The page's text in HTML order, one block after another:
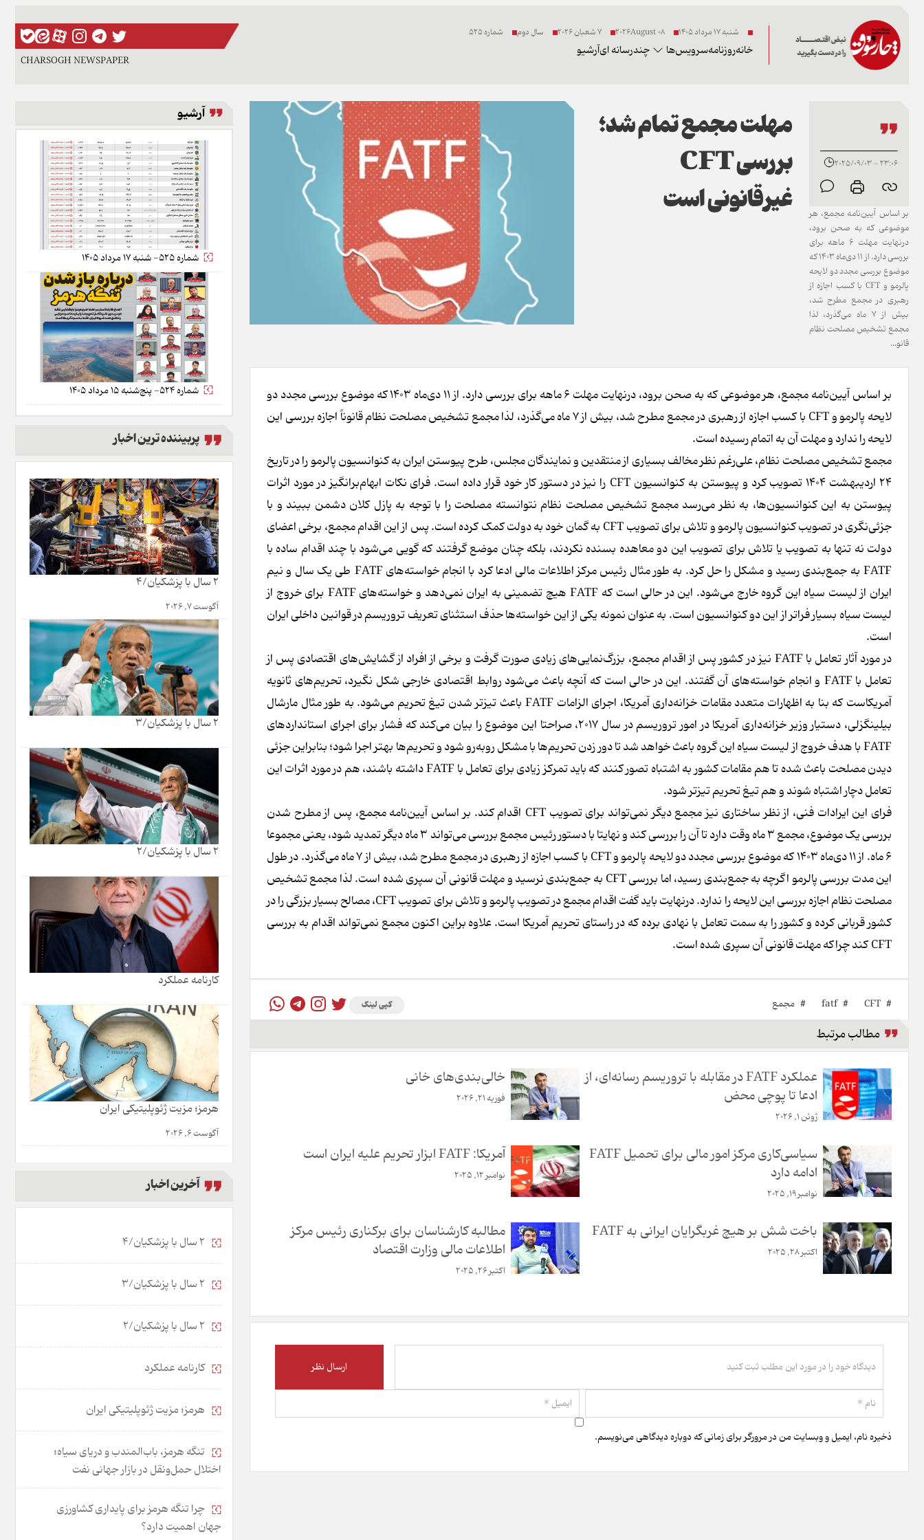
شنبه ۱۷ مرداد ۱۴۰۵ 08 2026August 7 شعبان 2026 سال دوم شماره 525
خانهروزنامهسرویس‌ها چندرسانه ایآرشیو
CHARSOGH NEWSPAPER
23:06 - 2025/09/03
بر اساس آیین‌نامه مجمع، هر
موضوعی که به صحن برود،
درنهایت مهلت ۶ ماهه برای
بررسی دارد. از ۱۱ دی‌ماه ۱۴۰۳ که
موضوع بررسی مجدد دو لایحه
پالرمو و CFT با کسب اجازه از
رهبری در مجمع مطرح شد،
بیش از ۷ ماه می‌گذرد، لذا
مجمع تشخیص مصلحت نظام
قانو...
مهلت مجمع تمام شد؛
غیرقانونی است
بر اساس آیین‌نامه مجمع، هر موضوعی که به صحن برود، درنهایت مهلت ۶ ماهه برای بررسی دارد. از ۱۱ دی‌ماه ۱۴۰۳ که موضوع بررسی مجدد دو
لایحه پالرمو و CFT با کسب اجازه از رهبری در مجمع مطرح شد، بیش از ۷ ماه می‌گذرد، لذا مجمع تشخیص مصلحت نظام قانوناً اجازه بررسی این
لایحه را ندارد و مهلت آن به اتمام رسیده است.
مجمع تشخیص مصلحت نظام، علی‌رغم نظر مخالف بسیاری از منتقدین و نمایندگان مجلس، طرح پیوستن ایران به کنوانسیون پالرمو را در تاریخ
۲۴ اردیبهشت ۱۴۰۴ تصویب کرد و پیوستن به کنوانسیون CFT را نیز در دستور کار خود قرار داده است. فرای نکات ابهام‌برانگیز در مورد اثرات
پیوستن به این کنوانسیون‌ها، به نظر می‌رسد مجمع تشخیص مصلحت نظام نتوانسته مصلحت را با توجه به پازل کلان دشمن ببیند و با
جزئی‌نگری در تصویب کنوانسیون پالرمو و تلاش برای تصویب CFT به گمان خود به دولت کمک کرده است. پس از این اقدام مجمع، برخی اعضای
دولت نه تنها به تصویب یا تلاش برای تصویب این دو معاهده بسنده نکردند، بلکه چنان موضع گرفتند که گویی می‌شود با چند اقدام ساده با
FATF به جمع‌بندی رسید و مشکل را حل کرد. به طور مثال رئیس مرکز اطلاعات مالی ادعا کرد با انجام خواسته‌های FATF طی یک سال و نیم
ایران از لیست سیاه این گروه خارج می‌شود. این در حالی است که FATF‌ هیچ تضمینی به ایران نمی‌دهد و خواسته‌های FATF برای خروج از
لیست سیاه بسیار فراتر از این دو کنوانسیون است. به عنوان نمونه یکی از این خواسته‌ها حذف استثنای تعریف تروریسم در قوانین داخلی ایران
است.
در مورد آثار تعامل با FATF‌ نیز در کشور پس از اقدام مجمع، بزرگ‌نمایی‌های زیادی صورت گرفت و برخی از افراد از گشایش‌های اقتصادی پس از
تعامل با FATF‌ و انجام خواسته‌های آن گفتند. این در حالی است که آنچه باعث می‌شود روابط اقتصادی خارجی شکل نگیرد، تحریم‌های ثانویه
آمریکاست که بنا به اظهارات متعدد مقامات خزانه‌داری آمریکا، اجرای الزامات FATF‌ باعث تیزتر شدن تیغ تحریم می‌شود. به طور مثال مارشال
بیلینگزلی، دستیار وزیر خزانه‌داری آمریکا در امور تروریسم در سال ۲۰۱۷، صراحتا این موضوع را بیان می‌کند که فشار برای اجرای استانداردهای
FATF با هدف خروج از لیست سیاه این گروه باعث خواهد شد تا دور زدن تحریم‌ها با مشکل روبه‌رو شود و تحریم‌ها بهتر اجرا شود؛ بنابراین جز‌ئی
دیدن مصلحت باعث شده تا هم مقامات کشور به اشتباه تصور کنند که باید تمرکز زیادی برای تعامل با FATF داشته باشند، هم در مورد اثرات این
تعامل دچار اشتباه شوند و هم تیغ تحریم تیزتر شود.
فرای این ایرادات فنی، از نظر ساختاری نیز مجمع دیگر نمی‌تواند برای تصویب CFT اقدام کند. بر اساس آیین‌نامه مجمع، پس از مطرح شدن
بررسی یک موضوع، مجمع ۳ ماه وقت دارد تا آن را بررسی کند و نهایتا با دستور رئیس مجمع بررسی می‌تواند ۳ ماه دیگر تمدید شود، یعنی مجموعا
۶ ماه. از ۱۱ دی‌ماه ۱۴۰۳ که موضوع بررسی مجدد دو لایحه پالرمو و CFT با کسب اجازه از رهبری در مجمع مطرح شد، بیش از ۷ ماه می‌گذرد. در طول
این مدت بررسی پالرمو اگرچه به جمع‌بندی رسید، اما بررسی CFT به جمع‌بندی نرسید و مهلت قانونی آن سپری شده است. لذا مجمع تشخیص
مصلحت نظام اجازه بررسی این لایحه را ندارد. درنهایت باید گفت اقدام مجمع در تصویب پالرمو و تلاش برای تصویب CFT، مصالح بسیار بزرگی را در
کشور قربانی کرده و کشور را به سمت تعامل با نهادی برده که در راستای تحریم آمریکا است. علاوه براین اکنون مجمع نمی‌تواند اقدام به بررسی
CFT کند چراکه مهلت قانونی آن سپری شده است.
#
CFT
#
fatf
# مجمع کپی لینک
مطالب مرتبط
عملکرد FATF در مقابله با تروریسم رسانه‌ای، از
ادعا تا پوچی محض
ژوئن 1, 2026
خالی‌بندی‌های خانی
فوریه 21, 2026
سیاسی‌کاری مرکز امور مالی برای تحمیل FATF
ادامه دارد
نوامبر 19, 2025
آمریکا: FATF ابزار تحریم علیه ایران است
نوامبر 12, 2025
باخت شش بر هیچ غربگرایان ایرانی به FATF
اکتبر 28, 2025
مطالبه کارشناسان برای برکناری رئیس مرکز
اطلاعات مالی وزارت اقتصاد
اکتبر 26, 2025
ذخیره نام، ایمیل و وبسایت من در مرورگر برای زمانی که دوباره دیدگاهی می‌نویسم.
آرشیو
شماره 525- شنبه 17 مرداد 1405
شماره 524- پنج‌شنبه 15 مرداد 1405
پربیننده ترین اخبار
2 سال با پزشکیان/4
آگوست 7, 2026
2 سال با پزشکیان/3
2 سال با پزشکیان/2
کارنامه عملکرد
هرمز؛ مزیت ژئوپلیتیکی ایران
آگوست 6, 2026
آخرین اخبار
کارنامه عملکرد
هرمز؛ مزیت ژئوپلیتیکی ایران
تنگه هرمز، باب‌المندب و دریای سیاه؛
اختلال حمل‌ونقل در بازار جهانی نفت
چرا تنگه هرمز برای پایداری کشاورزی
جهان اهمیت دارد؟